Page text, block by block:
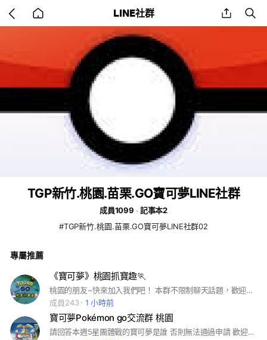
back
to
LINE社群 share
TGP新竹.桃園.苗栗.GO寶可夢LINE社群
成員1099
記事本2
#TGP新竹.桃園.苗栗.GO寶可夢LINE社群02
專屬推薦
《寶可夢》桃園抓寶趣🏃
桃園的朋友~快來加入我們吧！ 本群不限制聊天話題，歡迎互相交流吃喝玩樂、食衣住行、醫藥衞生、時尚流行、天文地理、鄉野傳奇、靈異事件⋯等 但請避免「政治」與「🔞」話題 亦不可有歧視與暴力等攻擊言語 本群將不定期舉辦聚餐、抓寶、換黑盒子等活動 😡本群不接受代儲😡
成員243
1 小時前
寶可夢Pokémon go交流群 桃園
請回答本週5星團體戰的寶可夢是誰 否則無法通過申請 歡迎熱愛寶可夢的朋友加入，請大家理性交流 #桃園#中壢#藝文特區#寶可夢#pokemon#pokemon go #超極巨化團體戰#極巨化#團體戰#超極巨化